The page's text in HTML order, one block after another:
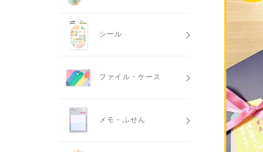
シール
ファイル・ケース
メモ・ふせん